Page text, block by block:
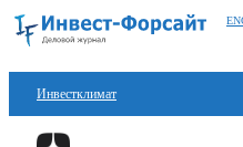
Инвестклимат
Финансы